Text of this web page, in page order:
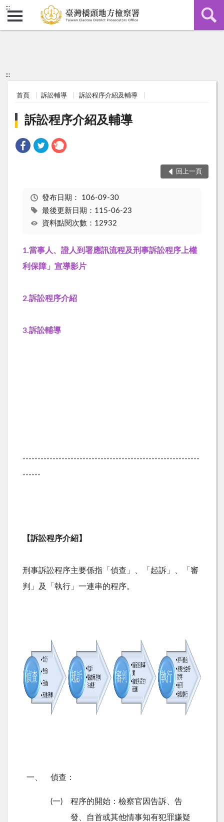
:::
:::
首頁 訴訟輔導 訴訟程序介紹及輔導
訴訟程序介紹及輔導
回上一頁
發布日期： 106-09-30
最後更新日期：115-06-23
資料點閱次數：12932
1.當事人、證人到署應訊流程及刑事訴訟程序上權
利保障」宣導影片
2.訴訟程序介紹
3.訴訟輔導
-----------------------------------------------------------
------
【訴訟程序介紹】
刑事訴訟程序主要係指「偵查」、「起訴」、「審
判」及「執行」一連串的程序。
一、 偵查：
(一)
程序的開始：檢察官因告訴、告
發、自首或其他情事知有犯罪嫌疑